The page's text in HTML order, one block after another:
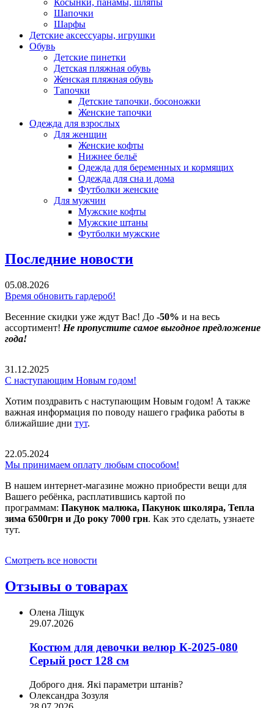
Шапочки
Шарфы
Детские аксессуары, игрушки
Обувь
Детские пинетки
Детская пляжная обувь
Женская пляжная обувь
Тапочки
Детские тапочки, босоножки
Женские тапочки
Одежда для взрослых
Для женщин
Женские кофты
Нижнее бельё
Одежда для беременных и кормящих
Одежда для сна и дома
Футболки женские
Для мужчин
Мужские кофты
Мужские штаны
Футболки мужские
Последние новости
05.08.2026
Время обновить гардероб!
Весенние скидки уже ждут Вас! До -50% и на весь
ассортимент! Не пропустите самое выгодное предложение
года!
31.12.2025
С наступающим Новым годом!
Хотим поздравить с наступающим Новым годом! А также
важная информация по поводу нашего графика работы в
ближайшие дни тут.
22.05.2024
Мы принимаем оплату любым способом!
В нашем интернет-магазине можно приобрести вещи для
Вашего ребёнка, расплатившись картой по
программам: Пакунок малюка, Пакунок школяра, Тепла
зима 6500грн и До року 7000 грн. Как это сделать, узнаете
тут.
Смотреть все новости
Отзывы о товарах
Олена Ліщук
29.07.2026
Костюм для девочки велюр К-2025-080
Серый рост 128 см
Доброго дня. Які параметри штанів?
Олександра Зозуля